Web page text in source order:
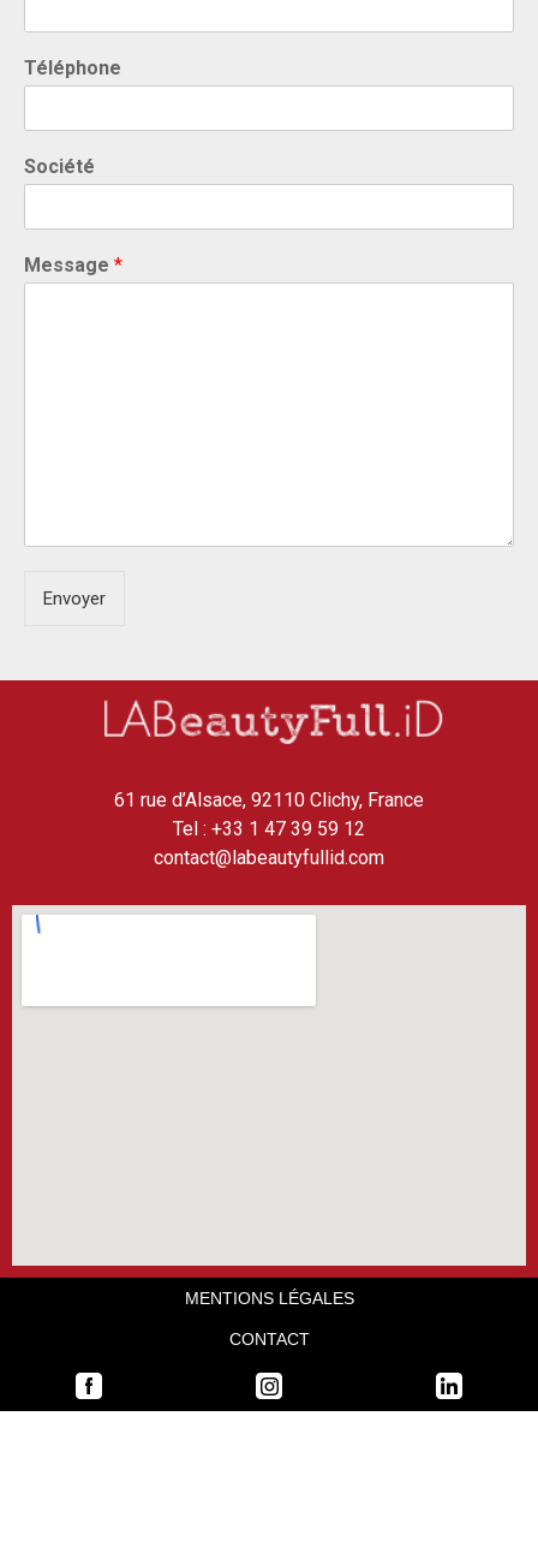
Téléphone
Société
Message *
Envoyer
61 rue d’Alsace, 92110 Clichy, France
Tel : +33 1 47 39 59 12
contact@labeautyfullid.com
MENTIONS LÉGALES
CONTACT